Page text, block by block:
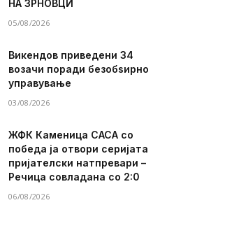
НА ЗРНОВЦИ
05/08/2026
Викендов приведени 34
возачи поради безобѕирно
управување
03/08/2026
ЖФК Каменица САСА со
победа ја отвори серијата
пријателски натпревари –
Речица совладана со 2:0
06/08/2026